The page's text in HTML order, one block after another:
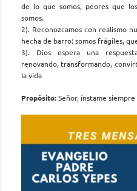
de lo que somos, peores que
somos.
2). Reconozcamos con realismo
hecha de barro: somos frágiles,
3). Dios espera una
renovando, transformando,
la vida
Propósito:Señor, ínstame